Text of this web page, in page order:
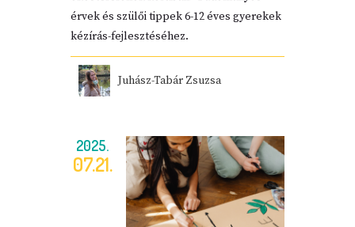
érvek és szülői tippek 6-12 éves gyerekek
kézírás-fejlesztéséhez.
Juhász-Tabár Zsuzsa
2025.
07.21.